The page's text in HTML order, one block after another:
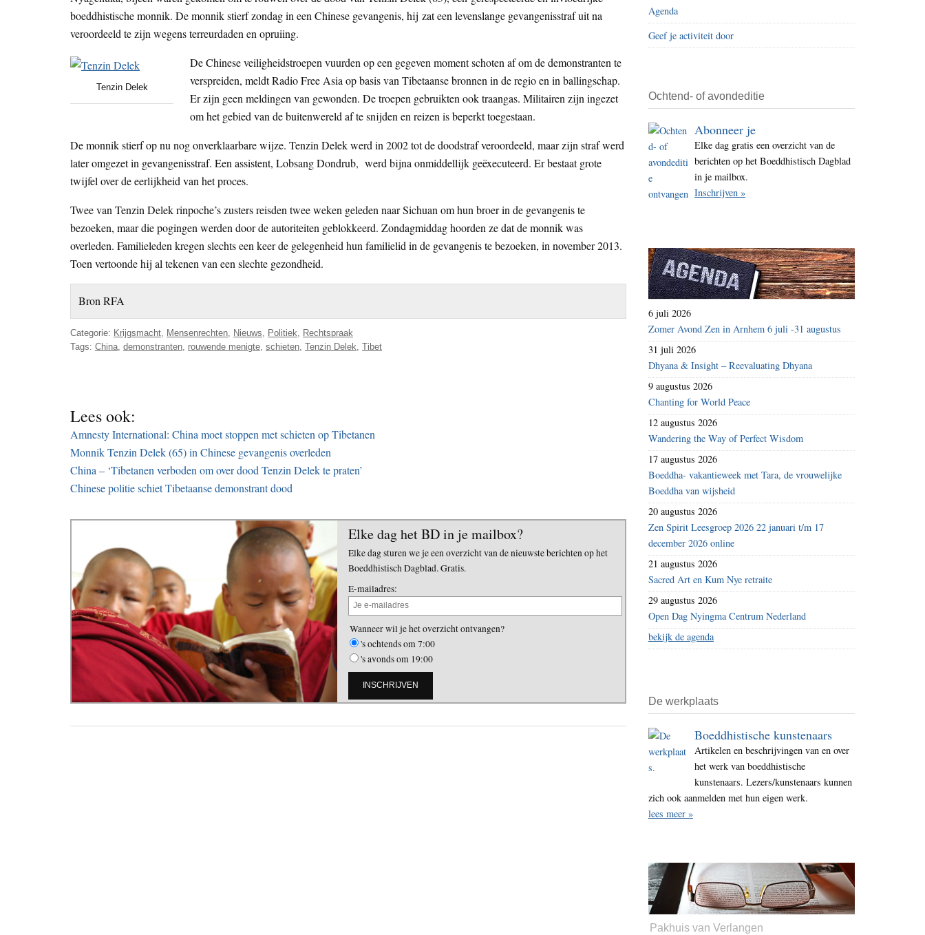
i
t
e
boeddhistische monnik. De monnik stierf zondag in een Chinese gevangenis, hij zat een levenslange gevangenisstraf uit na
veroordeeld te zijn wegens terreurdaden en opruiing.
Tenzin Delek
De Chinese veiligheidstroepen vuurden op een gegeven moment schoten af om de demonstranten te
verspreiden, meldt Radio Free Asia op basis van Tibetaanse bronnen in de regio en in ballingschap.
Er zijn geen meldingen van gewonden. De troepen gebruikten ook traangas. Militairen zijn ingezet
om het gebied van de buitenwereld af te snijden en reizen is beperkt toegestaan.
De monnik stierf op nu nog onverklaarbare wijze. Tenzin Delek werd in 2002 tot de doodstraf veroordeeld, maar zijn straf werd
later omgezet in gevangenisstraf. Een assistent, Lobsang Dondrub, werd bijna onmiddellijk geëxecuteerd. Er bestaat grote
twijfel over de eerlijkheid van het proces.
Twee van Tenzin Delek rinpoche’s zusters reisden twee weken geleden naar Sichuan om hun broer in de gevangenis te
bezoeken, maar die pogingen werden door de autoriteiten geblokkeerd. Zondagmiddag hoorden ze dat de monnik was
overleden. Familieleden kregen slechts een keer de gelegenheid hun familielid in de gevangenis te bezoeken, in november 2013.
Toen vertoonde hij al tekenen van een slechte gezondheid.
Bron RFA
Categorie: Krijgsmacht Mensenrechten Nieuws Politiek
Rechtspraak
Tags: China demonstranten rouwende menigte schieten Tenzin Delek Tibet
Lees ook:
Amnesty International: China moet stoppen met schieten op Tibetanen
Monnik Tenzin Delek (65) in Chinese gevangenis overleden
China – ‘Tibetanen verboden om over dood Tenzin Delek te praten’
Chinese politie schiet Tibetaanse demonstrant dood
Elke dag het BD in je mailbox?
Elke dag sturen we je een overzicht van de nieuwste berichten op het
Boeddhistisch Dagblad. Gratis.
E-mailadres:
Wanneer wil je het overzicht ontvangen?
's ochtends om 7:00
's avonds om 19:00
Agenda
Geef je activiteit door
Ochtend- of avondeditie
Abonneer je
Elke dag gratis een overzicht van de
berichten op het Boeddhistisch Dagblad
in je mailbox.
Inschrijven »
6 juli 2026
Zomer Avond Zen in Arnhem 6 juli -31 augustus
31 juli 2026
Dhyana & Insight – Reevaluating Dhyana
9 augustus 2026
Chanting for World Peace
12 augustus 2026
Wandering the Way of Perfect Wisdom
17 augustus 2026
Boeddha- vakantieweek met Tara, de vrouwelijke
Boeddha van wijsheid
20 augustus 2026
Zen Spirit Leesgroep 2026 22 januari t/m 17
december 2026 online
21 augustus 2026
Sacred Art en Kum Nye retraite
29 augustus 2026
Open Dag Nyingma Centrum Nederland
bekijk de agenda
De werkplaats
Boeddhistische kunstenaars
Artikelen en beschrijvingen van en over
het werk van boeddhistische
kunstenaars. Lezers/kunstenaars kunnen
zich ook aanmelden met hun eigen werk.
lees meer »
Pakhuis van Verlangen